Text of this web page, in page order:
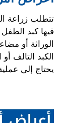
تتطلب زراعة
فيها كبد
الوراثة أو
الكبد التالف
يحتاج إلى